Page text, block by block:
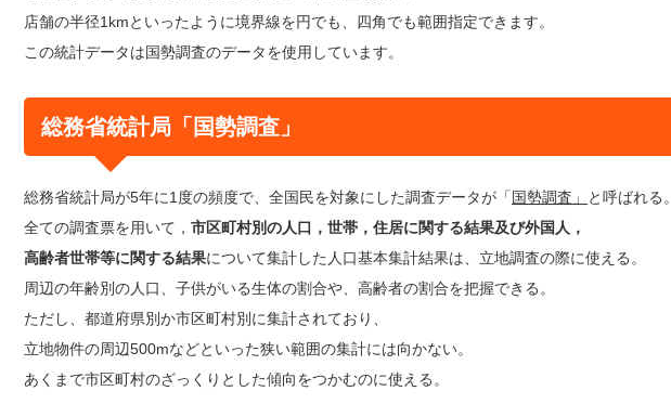
店舗の半径1kmといったように境界線を円でも、四角でも範囲指定できます。
この統計データは国勢調査のデータを使用しています。
総務省統計局「国勢調査」
総務省統計局が5年に1度の頻度で、全国民を対象にした調査データが「 国勢調査」
と呼ばれる。
全ての調査票を用いて， 市区町村別の人口，世帯，住居に関する結果及び外国人，
高齢者世帯等に関する結果について集計した人口基本集計結果は、立地調査の際に使える。
周辺の年齢別の人口、子供がいる生体の割合や、高齢者の割合を把握できる。
ただし、都道府県別か市区町村別に集計されており、
立地物件の周辺500mなどといった狭い範囲の集計には向かない。
あくまで市区町村のざっくりとした傾向をつかむのに使える。